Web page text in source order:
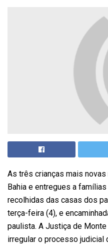
As três crianças mais
Bahia e entregues a
recolhidas das casas dos
terça-feira (4), e
paulista. A Justiça de
irregular o processo judicial